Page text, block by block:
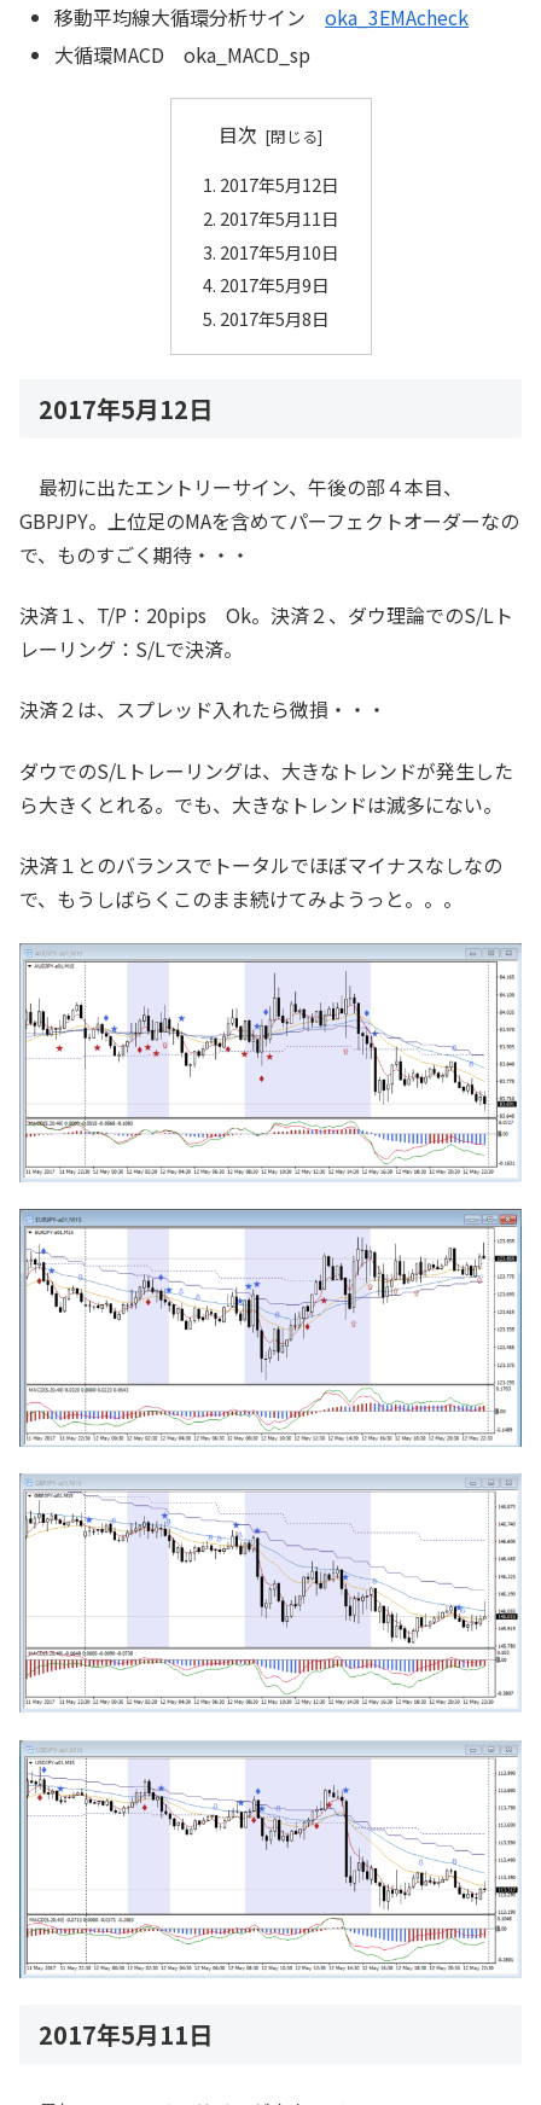
移動平均線大循環分析サインoka_3EMAcheck
大循環MACD oka_MACD_sp
目次
2017年5月12日
2017年5月11日
2017年5月10日
2017年5月9日
2017年5月8日
2017年5月12日
最初に出たエントリーサイン、午後の部４本目、
GBPJPY。上位足のMAを含めてパーフェクトオーダーなの
で、ものすごく期待・・・
決済１、T/P：20pips Ok。決済２、ダウ理論でのS/Lト
レーリング：S/Lで決済。
決済２は、スプレッド入れたら微損・・・
ダウでのS/Lトレーリングは、大きなトレンドが発生した
ら大きくとれる。でも、大きなトレンドは滅多にない。
決済１とのバランスでトータルでほぼマイナスなしなの
で、もうしばらくこのまま続けてみようっと。。。
2017年5月11日